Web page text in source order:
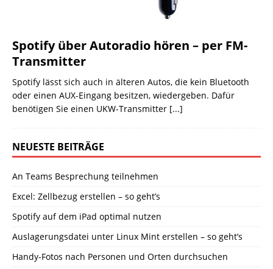
Spotify über Autoradio hören – per FM-
Transmitter
Spotify lässt sich auch in älteren Autos, die kein Bluetooth
oder einen AUX-Eingang besitzen, wiedergeben. Dafür
benötigen Sie einen UKW-Transmitter [...]
NEUESTE BEITRÄGE
An Teams Besprechung teilnehmen
Excel: Zellbezug erstellen – so geht’s
Spotify auf dem iPad optimal nutzen
Auslagerungsdatei unter Linux Mint erstellen – so geht’s
Handy-Fotos nach Personen und Orten durchsuchen